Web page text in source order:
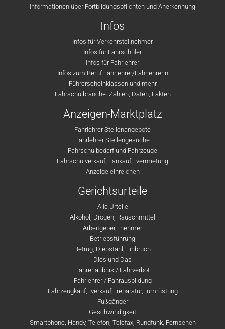
Informationen über Fortbildungspflichten und Anerkennung
Infos
Infos für Verkehrsteilnehmer
Infos für Fahrschüler
Infos für Fahrlehrer
Infos zum Beruf Fahrlehrer/Fahrlehrerin
Führerscheinklassen und mehr
Fahrschulbranche: Zahlen, Daten, Fakten
Anzeigen-Marktplatz
Fahrlehrer Stellenangebote
Fahrlehrer Stellengesuche
Fahrschulbedarf und Fahrzeuge
Fahrschulverkauf, - ankauf, -vermietung
Anzeige einreichen
Gerichtsurteile
Alle Urteile
Alkohol, Drogen, Rauschmittel
Arbeitgeber, -nehmer
Betriebsführung
Betrug, Diebstahl, Einbruch
Dies und Das
Fahrerlaubnis / Fahrverbot
Fahrlehrer / Fahrausbildung
Fahrzeugkauf, -verkauf, -reparatur, -umrüstung
Fußgänger
Geschwindigkeit
Smartphone, Handy, Telefon, Telefax, Rundfunk, Fernsehen